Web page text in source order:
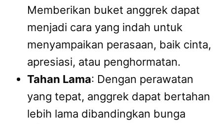
Memberikan buket anggrek dapat
menjadi cara yang indah untuk
menyampaikan perasaan, baik cinta,
apresiasi, atau penghormatan.
Tahan Lama: Dengan perawatan
yang tepat, anggrek dapat bertahan
lebih lama dibandingkan bunga